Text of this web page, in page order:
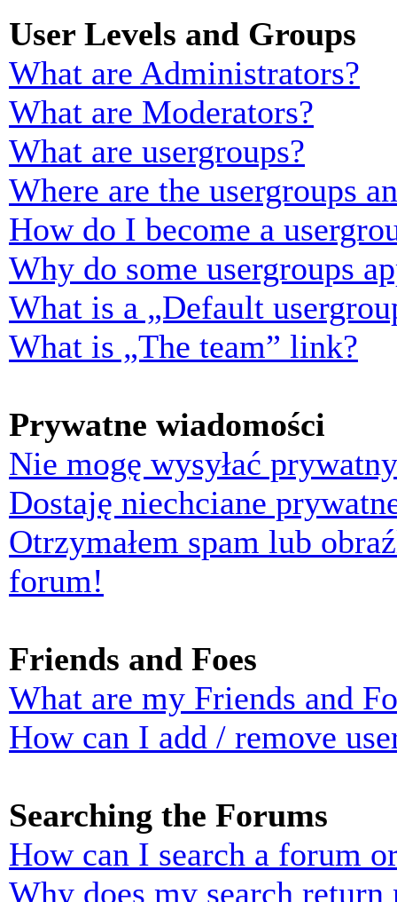
User Levels and Groups
What are Administrators?
What are Moderators?
What are usergroups?
Where are the usergroups
How do I become a
Why do some usergroups
What is a „Default
What is „The team” link?
Prywatne wiadomości
Nie mogę wysyłać
Dostaję niechciane
Otrzymałem spam lub
forum!
Friends and Foes
What are my Friends and
How can I add / remove
Searching the Forums
How can I search a forum
Why does my search return